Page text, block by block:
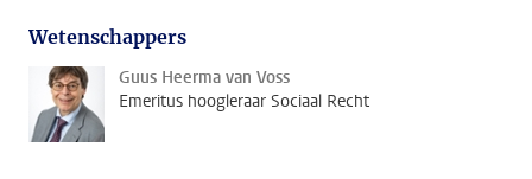
Wetenschappers
Guus Heerma van Voss
Emeritus hoogleraar Sociaal Recht